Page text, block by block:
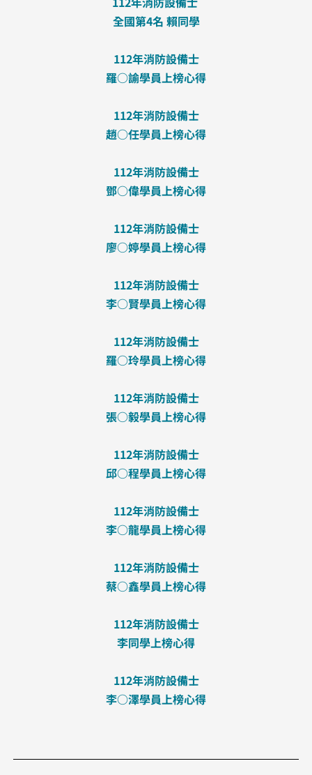
全國第4名 賴同學
112年消防設備士
羅○諭學員上榜心得
112年消防設備士
趙○任學員上榜心得
112年消防設備士
鄧○偉學員上榜心得
112年消防設備士
廖○婷學員上榜心得
112年消防設備士
李○賢學員上榜心得
112年消防設備士
羅○玲學員上榜心得
112年消防設備士
張○毅學員上榜心得
112年消防設備士
邱○程學員上榜心得
112年消防設備士
李○龍學員上榜心得
112年消防設備士
蔡○鑫學員上榜心得
112年消防設備士
李同學上榜心得
112年消防設備士
李○澤學員上榜心得